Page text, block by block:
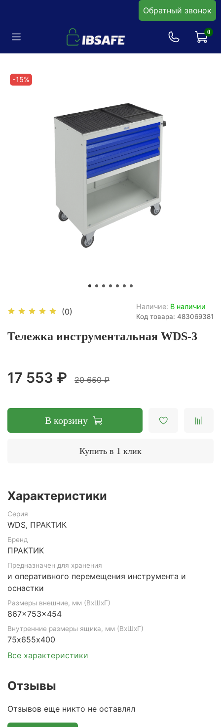
Обратный звонок
0
-15%
(0)
Наличие: В наличии
Код товара: 483069381
Тележка инструментальная WDS-3
17 553 ₽ 20 650 ₽
В корзину
Купить в 1 клик
Характеристики
Серия
WDS, ПРАКТИК
Бренд
ПРАКТИК
Предназначен для хранения
и оперативного перемещения инструмента и
оснастки
Размеры внешние, мм (ВхШхГ)
867x753x454
Внутренние размеры ящика, мм (ВхШхГ)
75х655х400
Все характеристики
Отзывы
Отзывов еще никто не оставлял